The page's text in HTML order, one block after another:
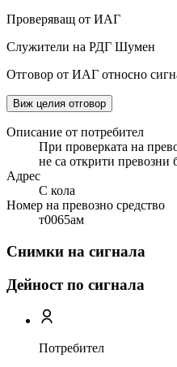
Проверяващ от ИАГ
Служители на РДГ Шумен
Отговор от ИАГ относно
Виж целия отговор
Описание от потребител
При проверката на
не са открити превозни
Адрес
С кола
Номер на превозно средство
т0065ам
Снимки на сигнала
Дейност по сигнала
Потребител